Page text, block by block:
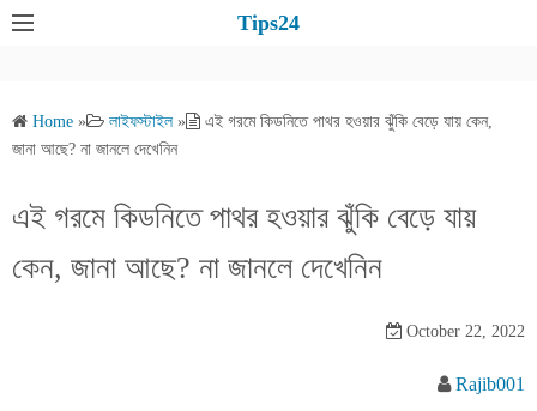
Tips24
Home » লাইফস্টাইল »
এই গরমে কিডনিতে পাথর হওয়ার ঝুঁকি বেড়ে যায় কেন,
জানা আছে? না জানলে দেখেনিন
এই গরমে কিডনিতে পাথর হওয়ার ঝুঁকি বেড়ে যায়
কেন, জানা আছে? না জানলে দেখেনিন
October 22, 2022
Rajib001